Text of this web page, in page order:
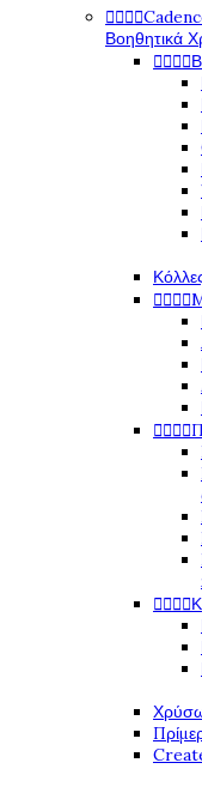

Βοηθητικά



